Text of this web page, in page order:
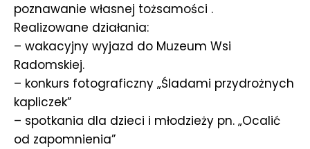
poznawanie własnej tożsamości .
Realizowane działania:
– wakacyjny wyjazd do Muzeum Wsi
Radomskiej.
– konkurs fotograficzny „Śladami przydrożnych
kapliczek”
– spotkania dla dzieci i młodzieży pn. „Ocalić
od zapomnienia”